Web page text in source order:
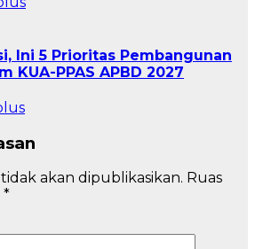
Ini 5 Prioritas Pembangunan
KUA-PPAS APBD 2027
akan dipublikasikan. Ruas
*